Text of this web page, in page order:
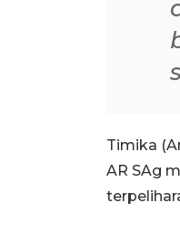
Timika
AR SAg